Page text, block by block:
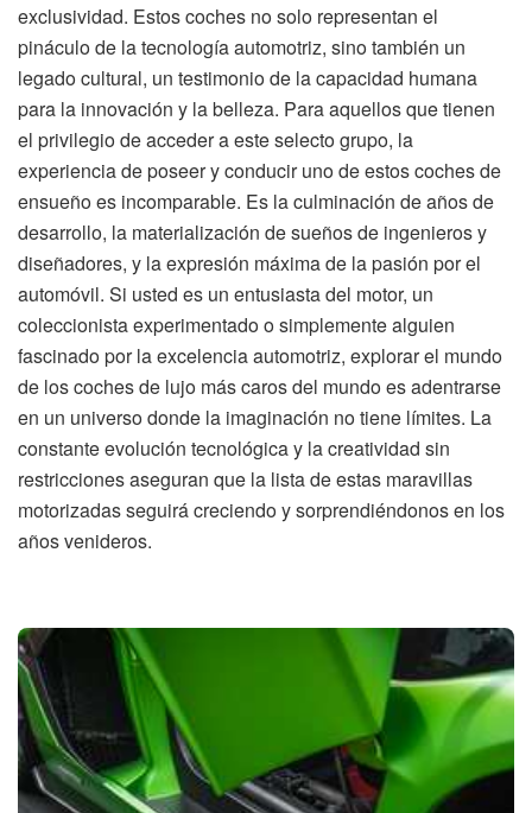
exclusividad. Estos coches no solo representan el
pináculo de la tecnología automotriz, sino también un
legado cultural, un testimonio de la capacidad humana
para la innovación y la belleza. Para aquellos que tienen
el privilegio de acceder a este selecto grupo, la
experiencia de poseer y conducir uno de estos coches de
ensueño es incomparable. Es la culminación de años de
desarrollo, la materialización de sueños de ingenieros y
diseñadores, y la expresión máxima de la pasión por el
automóvil. Si usted es un entusiasta del motor, un
coleccionista experimentado o simplemente alguien
fascinado por la excelencia automotriz, explorar el mundo
de los coches de lujo más caros del mundo es adentrarse
en un universo donde la imaginación no tiene límites. La
constante evolución tecnológica y la creatividad sin
restricciones aseguran que la lista de estas maravillas
motorizadas seguirá creciendo y sorprendiéndonos en los
años venideros.